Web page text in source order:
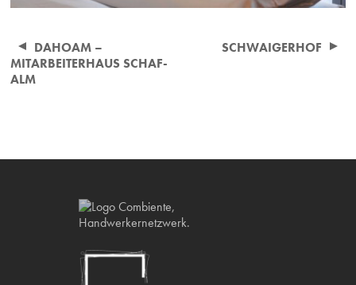
Beitragsnavigation SCHWAIGERHOF
DAHOAM –
MITARBEITERHAUS SCHAF-
ALM